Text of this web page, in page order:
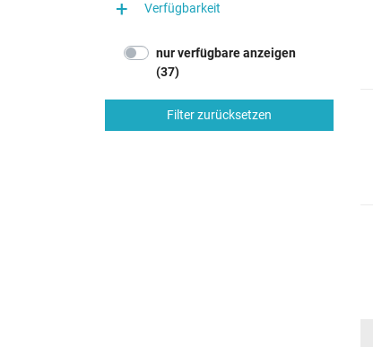
Verfügbarkeit
nur verfügbare anzeigen
(37)
Filter zurücksetzen